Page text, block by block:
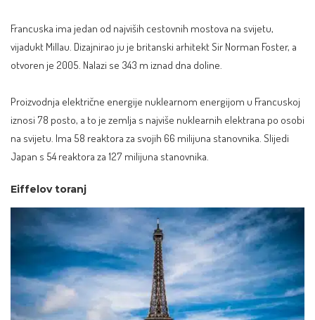
Francuska ima jedan od najviših cestovnih mostova na svijetu,
vijadukt Millau. Dizajnirao ju je britanski arhitekt Sir Norman Foster, a
otvoren je 2005. Nalazi se 343 m iznad dna doline.
Proizvodnja električne energije nuklearnom energijom u Francuskoj
iznosi 78 posto, a to je zemlja s najviše nuklearnih elektrana po osobi
na svijetu. Ima 58 reaktora za svojih 66 milijuna stanovnika. Slijedi
Japan s 54 reaktora za 127 milijuna stanovnika.
Eiffelov toranj